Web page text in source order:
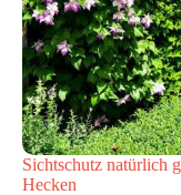
Sichtschutz natürlich
Hecken